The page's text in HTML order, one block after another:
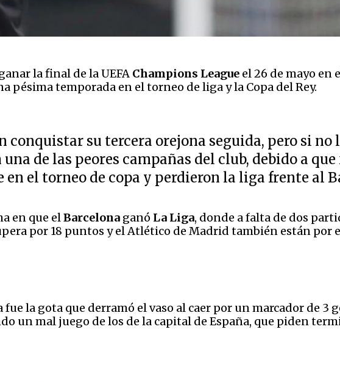
la final de la UEFA Champions League el 26 de mayo en
pésima temporada en el torneo de liga y la Copa del Rey.
su tercera orejona seguida, pero si no
de las peores campañas del club, debido a
el torneo de copa y perdieron la liga frente al
en que elBarcelona ganó La Liga, donde a falta de dos
por 18 puntos y el Atlético de Madrid también están por
la gota que derramó el vaso al caer por un marcador de 3
un mal juego de los de la capital de España, que piden